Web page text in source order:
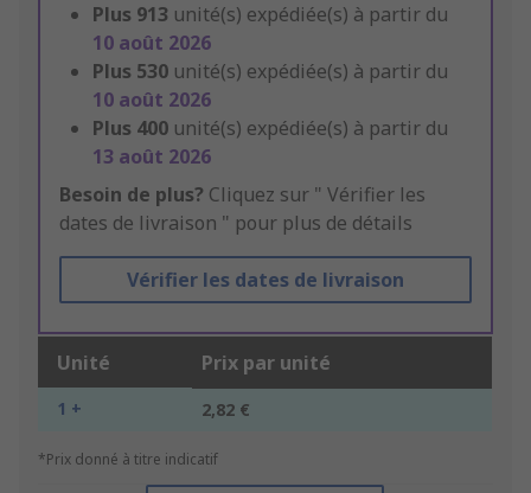
Plus 913 unité(s) expédiée(s) à partir du
10 août 2026
Plus 530 unité(s) expédiée(s) à partir du
10 août 2026
Plus 400 unité(s) expédiée(s) à partir du
13 août 2026
Besoin de plus? Cliquez sur " Vérifier les
dates de livraison " pour plus de détails
Vérifier les dates de livraison
Unité Prix par unité
1 + 2,82 €
*Prix donné à titre indicatif